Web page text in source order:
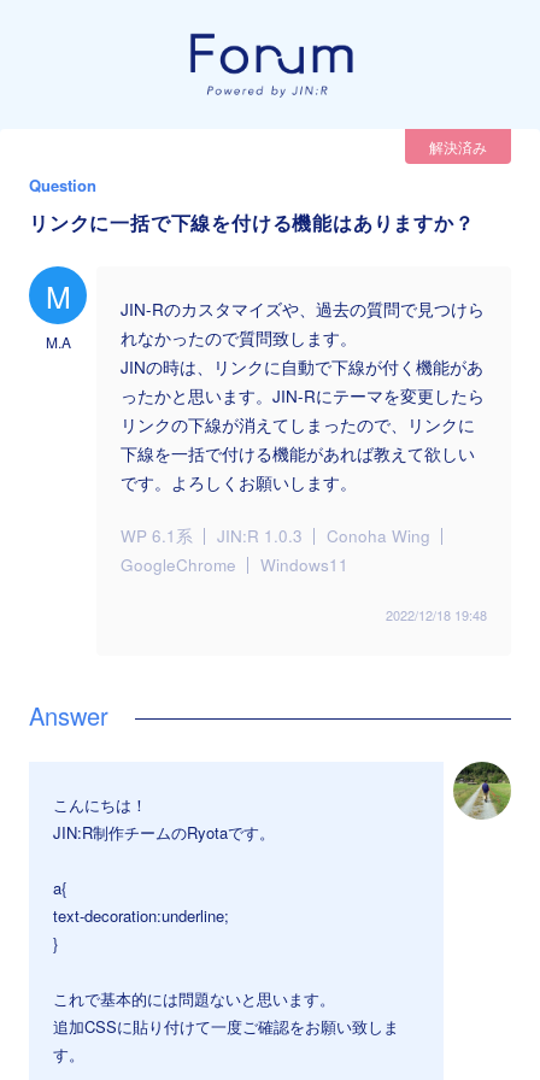
解決済み
Question
リンクに一括で下線を付ける機能はありますか？
M
M.A
JIN-Rのカスタマイズや、過去の質問で見つけら
れなかったので質問致します。
JINの時は、リンクに自動で下線が付く機能があ
ったかと思います。JIN-Rにテーマを変更したら
リンクの下線が消えてしまったので、リンクに
下線を一括で付ける機能があれば教えて欲しい
です。よろしくお願いします。
WP 6.1系 JIN:R 1.0.3
Conoha Wing
GoogleChrome
Windows11
2022/12/18 19:48
こんにちは！
JIN:R制作チームのRyotaです。
a{
text-decoration:underline;
}
これで基本的には問題ないと思います。
追加CSSに貼り付けて一度ご確認をお願い致しま
す。